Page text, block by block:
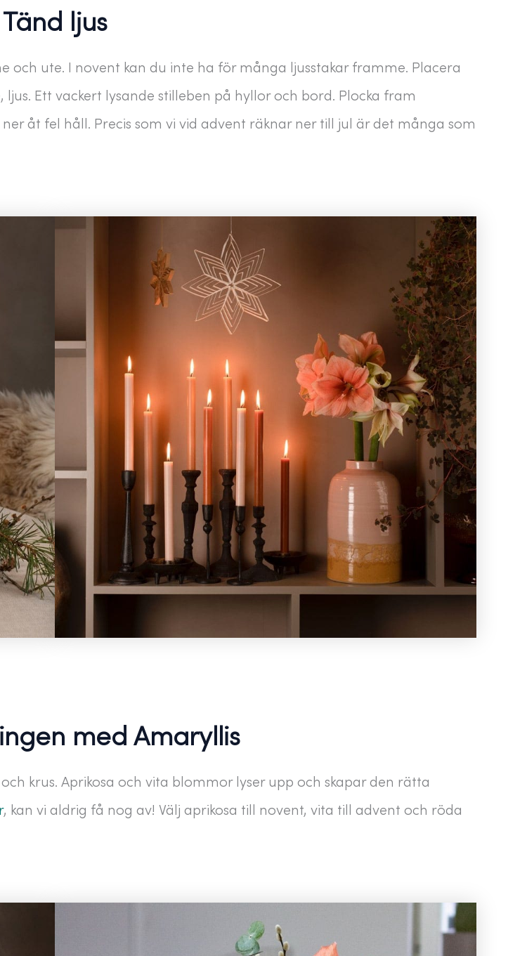
Tänd ljus
och ute. I novent kan du inte ha för många ljusstakar framme. Placera
Ett vackert lysande stilleben på hyllor och bord. Plocka fram
åt fel håll. Precis som vi vid advent räknar ner till jul är det många som
med Amaryllis
krus. Aprikosa och vita blommor lyser upp och skapar den rätta
, kan vi aldrig få nog av! Välj aprikosa till novent, vita till advent och röda